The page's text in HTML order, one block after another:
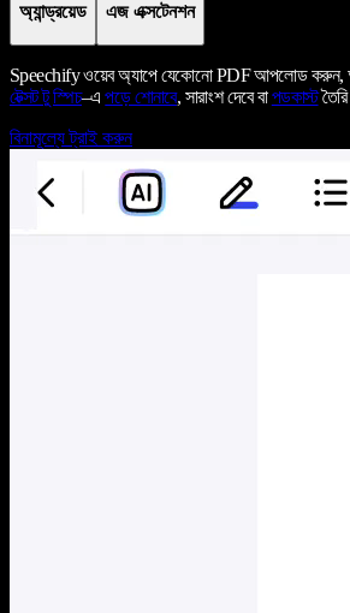
অ্যান্ড্রয়েড এজ এক্সটেনশন
Speechify ওয়েব অ্যাপে যেকোনো PDF আপলোড
টেক্সট টু স্পিচ–এপড়ে শোনাবে, সারাংশ দেবে বাপডকাস্ট
বিনামূল্যে ট্রাই করুন